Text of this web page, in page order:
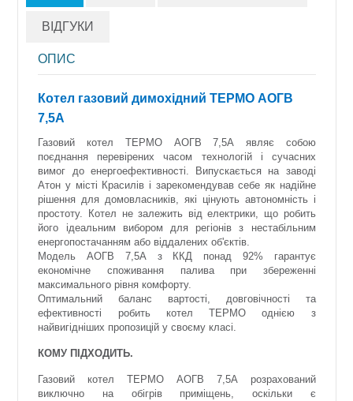
ВІДГУКИ
ОПИС
Котел газовий димохідний ТЕРМО АОГВ
7,5А
Газовий котел ТЕРМО АОГВ 7,5А являє собою
поєднання перевірених часом технологій і сучасних
вимог до енергоефективності. Випускається на заводі
Атон у місті Красилів і зарекомендував себе як надійне
рішення для домовласників, які цінують автономність і
простоту. Котел не залежить від електрики, що робить
його ідеальним вибором для регіонів з нестабільним
енергопостачанням або віддалених об'єктів.
Модель АОГВ 7,5А з ККД понад 92% гарантує
економічне споживання палива при збереженні
максимального рівня комфорту.
Оптимальний баланс вартості, довговічності та
ефективності робить котел ТЕРМО однією з
найвигідніших пропозицій у своєму класі.
КОМУ ПІДХОДИТЬ.
Газовий котел ТЕРМО АОГВ 7,5А розрахований
виключно на обігрів приміщень, оскільки є